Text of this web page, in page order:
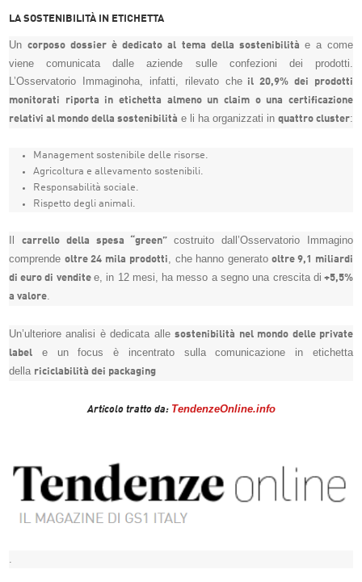
LA SOSTENIBILITÀ IN ETICHETTA
Uncorposo dossier è dedicato al tema della sostenibilità e a come
viene comunicata dalle aziende sulle confezioni dei prodotti.
L’Osservatorio Immaginoha, infatti, rilevato cheil 20,9% dei prodotti
monitorati riporta in etichetta almeno un claim o una certificazione
relativi al mondo della sostenibilità e li ha organizzati in quattro cluster:
Management sostenibile delle risorse.
Agricoltura e allevamento sostenibili.
Responsabilità sociale.
Rispetto degli animali.
carrello della spesa “green”costruito dall’Osservatorio Immagino
comprende oltre 24 mila prodotti , che hanno generatooltre 9,1 miliardi
di euro di venditee, in 12 mesi, ha messo a segno una crescita di +5,5%
a valore.
Un’ulteriore analisi è dedicata allesostenibilità nel mondo delle private
labele un focus è incentrato sulla comunicazione in etichetta
della riciclabilità dei packaging
Articolo tratto da: TendenzeOnline.info